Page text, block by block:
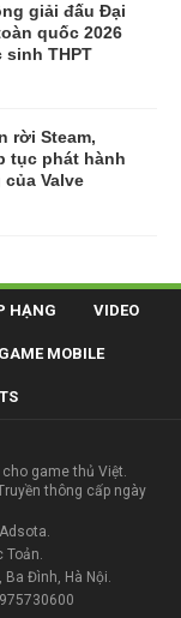
giải đấu Đại
quốc 2026
THPT
rời Steam,
tục phát hành
Valve
HẠNG VIDEO
GAME MOBILE
cho game thủ Việt.
thông cấp ngày
Toản.
Đình, Hà Nội.